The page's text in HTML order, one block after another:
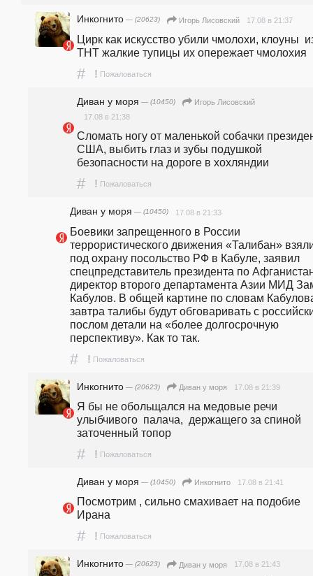
Инкогнито — (20623) Игорь Лисовский 17.08 в 21:37
Цирк как искусство убили чмолохи, клоуны
ТНТ жалкие тупицы их опережает чмолохия
# ! Пожаловаться
Диван у моря — (10450)
Игорь Лисовский
17.08 в 21:38
Сломать ногу от маленькой собачки
США, выбить глаз и зубы подушкой
безопасности на дороге в хохляндии
# ! Пожаловаться
Диван у моря — (10450) 17.08 в 21:33
Боевики запрещенного в России
террористического движения «Талибан»
под охрану посольство РФ в Кабуле, заявил
спецпредставитель президента по
директор второго департамента Азии МИД
Кабулов. В общей картине по словам
завтра талибы будут обговаривать с
послом детали на «более долгосрочную
перспективу». Как то так.
# ! Пожаловаться
Инкогнито — (20623) Диван у моря 17.08 в 21:39
Я бы не обольщался на медовые речи
улыбчивого  палача,  держащего за спиной
заточенный топор
# ! Пожаловаться
Диван у моря — (10450) Инкогнито 17.08 в 21:41
Посмотрим , сильно смахивает на подобие
Ирана
# ! Пожаловаться
Инкогнито — (20623) Диван у моря 17.08 в 21:43